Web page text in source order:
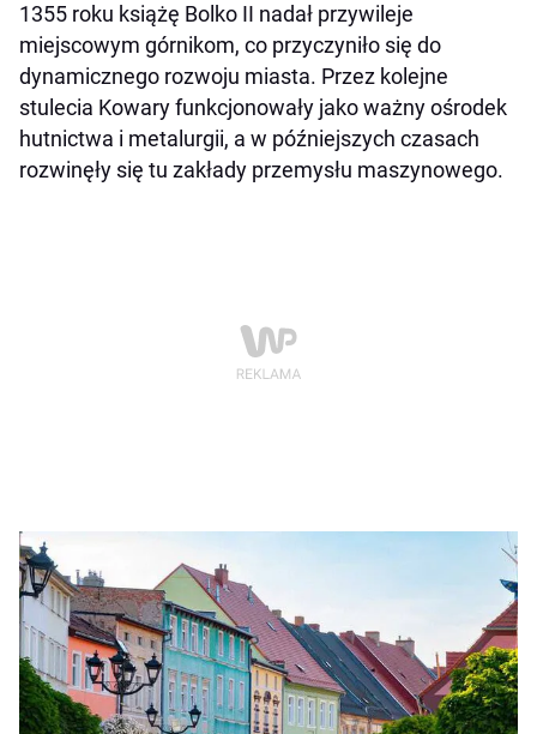
1355 roku książę Bolko II nadał przywileje
miejscowym górnikom, co przyczyniło się do
dynamicznego rozwoju miasta. Przez kolejne
stulecia Kowary funkcjonowały jako ważny ośrodek
hutnictwa i metalurgii, a w późniejszych czasach
rozwinęły się tu zakłady przemysłu maszynowego.